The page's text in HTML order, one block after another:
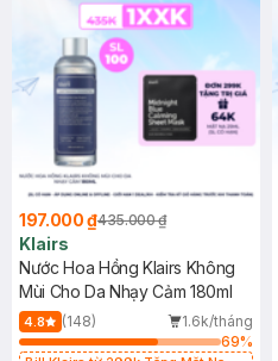
197.000 ₫435.000 ₫
Klairs
Nước Hoa Hồng Klairs Không
Mùi Cho Da Nhạy Cảm 180ml
4.8 (148)
1.6k/tháng
69%